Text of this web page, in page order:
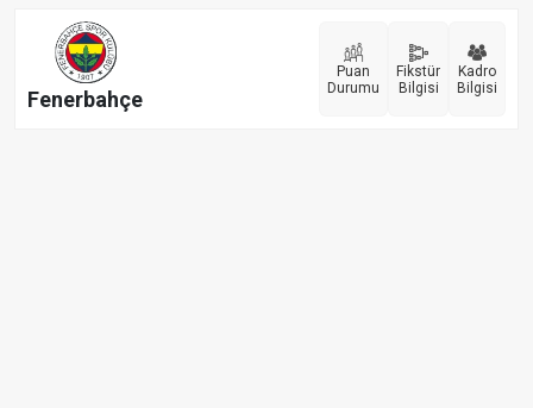
Fenerbahçe
Puan
Durumu
Fikstür
Bilgisi
Kadro
Bilgisi